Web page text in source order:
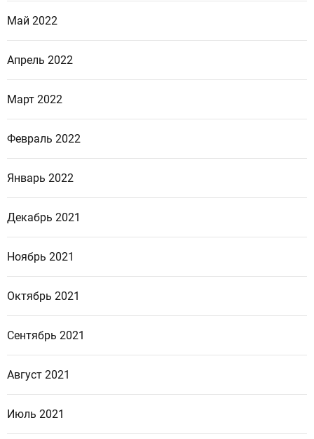
Май 2022
Апрель 2022
Март 2022
Февраль 2022
Январь 2022
Декабрь 2021
Ноябрь 2021
Октябрь 2021
Сентябрь 2021
Август 2021
Июль 2021